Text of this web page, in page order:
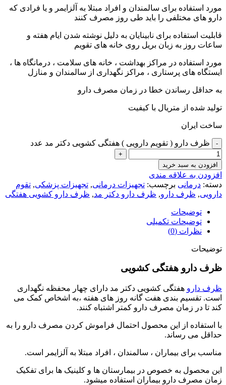
مورد استفاده برای سالمندان و افراد مبتلا به آلزایمر و یا فرادی که
دارو های مختلفی را باید طی روز مصرف کنند
قابلیت استفاده برای نابینایان به دلیل نوشته شدن ایام هفته و
ساعات روز به زبان بریل روی خانه های تقویم
مورد استفاده در مراکز بهداشت ، خانه های سلامت ، درمانگاه ها ،
ایستگاه های پرستاری ، مراکز نگهداری از سالمندان و منازل
به حداقل رساندن خطا در زمان مصرف دارو
تولید شده از متریال با کیفیت
ساخت ایران
ظرف دارو ( تقویم دارویی ) هفتگی کشویی دکتر مد عدد
افزودن به سبد خرید
افزودن به علاقه مندی
دسته: درمانی برچسب: تجهیزات درمانی, تجهیزات پزشکی, تقوم
دارویی, ظرف دارو, ظرف دارو دکتر مد, ظرف دارو کشویی هفتگی
توضیحات
توضیحات تکمیلی
نظرات (0)
توضیحات
ظرف دارو هفتگی کشویی
ظرف دارو هفتگی کشویی دکتر مد دارای چهار محفظه نگهداری
است. تقسیم بندی هفت گانه روز های هفته ،به اشخاص کمک می
کند تا در زمان مصرف دارو کمتر اشتباه کنند.
با استفاده از این محصول احتمال فراموش کردن مصرف دارو را به
حداقل می رساند.
مناسب برای بیماران ، سالمندان ، افراد مبتلا به آلزایمر است.
این محصول به خصوص در بیمارستان ها و کلینیک ها برای تفکیک
زمان مصرف دارو بیماران استفاده میشود.